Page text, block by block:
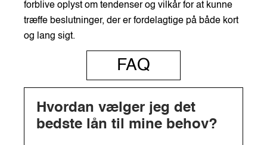
forblive oplyst om tendenser og vilkår for at kunne
træffe beslutninger, der er fordelagtige på både kort
og lang sigt.
FAQ
Hvordan vælger jeg det
bedste lån til mine behov?